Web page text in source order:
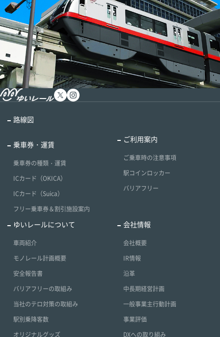
路線図
乗車券・運賃
乗車券の種類・運賃
ICカード（OKICA）
ICカード（Suica）
フリー乗車券＆割引施設案内
ご利用案内
ご乗車時の注意事項
駅コインロッカー
バリアフリー
ゆいレールについて
車両紹介
モノレール計画概要
安全報告書
バリアフリーの取組み
当社のテロ対策の取組み
駅別乗降客数
オリジナルグッズ
会社情報
会社概要
IR情報
沿革
中長期経営計画
一般事業主行動計画
事業評価
DXへの取り組み